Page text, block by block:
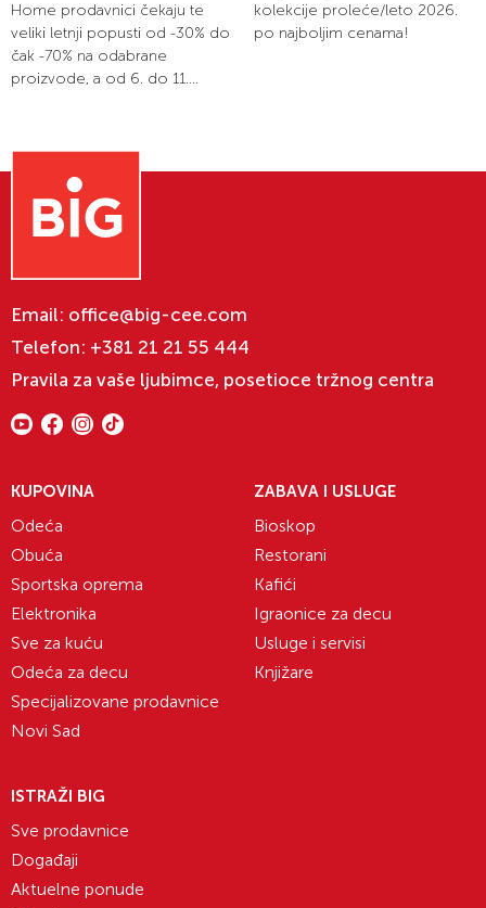
Home prodavnici čekaju te
veliki letnji popusti od -30% do
čak -70% na odabrane
proizvode, a od 6. do 11....
kolekcije proleće/leto 2026.
po najboljim cenama!
Email: office@big-cee.com
Telefon: +381 21 21 55 444
Pravila za vaše ljubimce, posetioce tržnog centra
KUPOVINA
Odeća
Obuća
Sportska oprema
Elektronika
Sve za kuću
Odeća za decu
Specijalizovane prodavnice
Novi Sad
ZABAVA I USLUGE
Bioskop
Restorani
Kafići
Igraonice za decu
Usluge i servisi
Knjižare
ISTRAŽI BIG
Sve prodavnice
Događaji
Aktuelne ponude